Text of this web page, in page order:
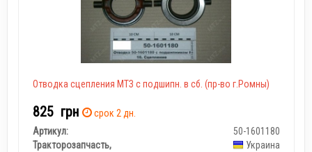
Отводка сцепления МТЗ с подшипн. в сб. (пр-во г.Ромны)
825 грн
срок 2 дн.
Артикул:
50-1601180
Тракторозапчасть,
Украина